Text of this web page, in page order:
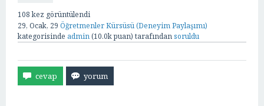
108kez görüntülendi
29, Ocak, 29 Öğretmenler Kürsüsü (Deneyim Paylaşımı)
kategorisinde admin(10.0kpuan) tarafından soruldu